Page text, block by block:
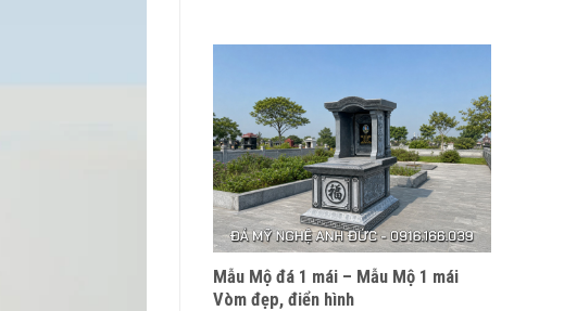
Mẫu Mộ đá 1 mái – Mẫu Mộ 1 mái
Vòm đẹp, điển hình